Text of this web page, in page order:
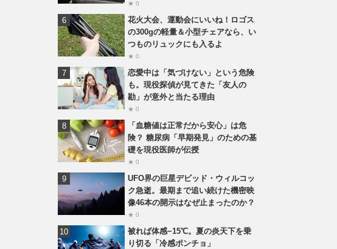
★ 0
花火大会、運動会にいいね！ロゴス
の300gの軽量＆小型チェアなら、い
つものリュックにも入るよ
★ 0
恋愛中は「気づけない」という危険
も。現役探偵が見てきた「友人の
勘」が意外と当たる理由
★ 0
「血糖値は正常だから安心」は危
険？ 糖尿病「早期発見」のための基
礎を現役医師が伝授
★ 0
UFO界の巨星デビッド・ウィルコッ
ク急逝。最期まで追い続けた機密映
像46本の開示はなぜ止まったのか？
★ 0
被れば体感−15℃。夏の炎天下を乗
り切る「冷感ポンチョ」